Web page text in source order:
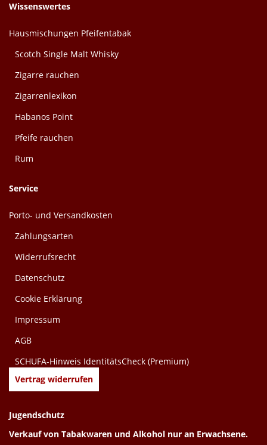
Wissenswertes
Hausmischungen Pfeifentabak
Scotch Single Malt Whisky
Zigarre rauchen
Zigarrenlexikon
Habanos Point
Pfeife rauchen
Rum
Service
Porto- und Versandkosten
Zahlungsarten
Widerrufsrecht
Datenschutz
Cookie Erklärung
Impressum
AGB
SCHUFA-Hinweis IdentitätsCheck (Premium)
Vertrag widerrufen
Jugendschutz
Verkauf von Tabakwaren und Alkohol nur an Erwachsene.